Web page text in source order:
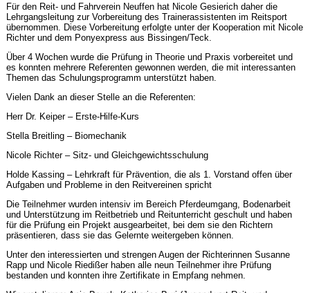
Für den Reit- und Fahrverein Neuffen hat Nicole Gesierich daher die
Lehrgangsleitung zur Vorbereitung des Trainerassistenten im Reitsport
übernommen. Diese Vorbereitung erfolgte unter der Kooperation mit Nicole
Richter und dem Ponyexpress aus Bissingen/Teck.
Über 4 Wochen wurde die Prüfung in Theorie und Praxis vorbereitet und
es konnten mehrere Referenten gewonnen werden, die mit interessanten
Themen das Schulungsprogramm unterstützt haben.
Vielen Dank an dieser Stelle an die Referenten:
Herr Dr. Keiper – Erste-Hilfe-Kurs
Stella Breitling – Biomechanik
Nicole Richter – Sitz- und Gleichgewichtsschulung
Holde Kassing – Lehrkraft für Prävention, die als 1. Vorstand offen über
Aufgaben und Probleme in den Reitvereinen spricht
Die Teilnehmer wurden intensiv im Bereich Pferdeumgang, Bodenarbeit
und Unterstützung im Reitbetrieb und Reitunterricht geschult und haben
für die Prüfung ein Projekt ausgearbeitet, bei dem sie den Richtern
präsentieren, dass sie das Gelernte weitergeben können.
Unter den interessierten und strengen Augen der Richterinnen Susanne
Rapp und Nicole Riedißer haben alle neun Teilnehmer ihre Prüfung
bestanden und konnten ihre Zertifikate in Empfang nehmen.